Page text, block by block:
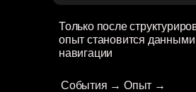
Только после
опыт становится
навигации
События → Опыт →